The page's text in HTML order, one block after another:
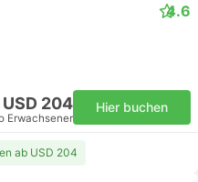
4.6
USD 204
Erwachsener
Hier buchen
ab USD 204